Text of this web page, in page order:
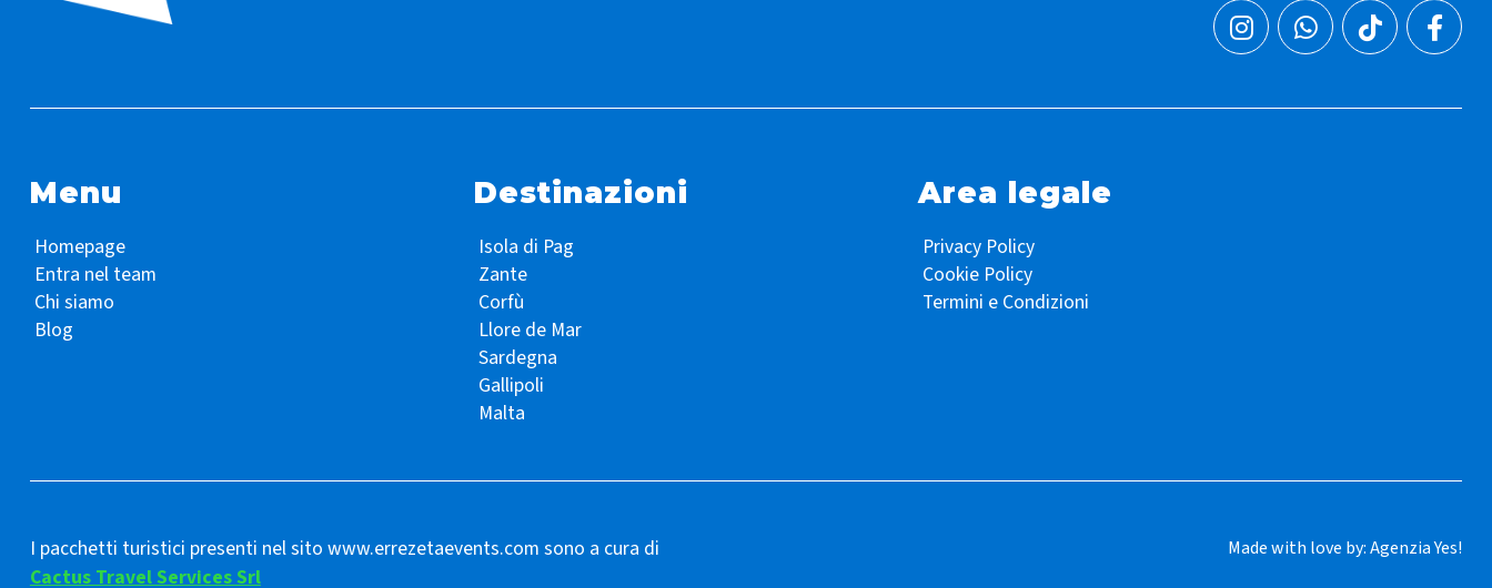
Menu
Homepage
Entra nel team
Chi siamo
Blog
Destinazioni
Isola di Pag
Zante
Corfù
Llore de Mar
Sardegna
Gallipoli
Malta
Area legale
Privacy Policy
Cookie Policy
Termini e Condizioni
I pacchetti turistici presenti nel sito www.errezetaevents.com sono a cura di
Cactus Travel Services Srl
Made with love by:Agenzia Yes!